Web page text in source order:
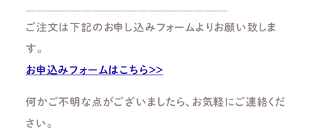
ご注文は下記のお申し込みフォームよりお願い致しま
す。
お申込みフォームはこちら＞＞
何かご不明な点がございましたら、お気軽にご連絡くだ
さい。